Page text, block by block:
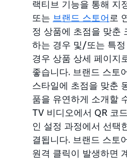
랙티브 기능을 통해 지
또는 브랜드 스토어 로
정 상품에 초점을 맞춘
하는 경우 및/또는 특
경우 상품 상세 페이지
좋습니다. 브랜드 스토
스타일에 초점을 맞춘
품을 유연하게 소개할
TV 비디오에서 QR 코
인 설정 과정에서 선택
결됩니다. 브랜드 스토
원격 클릭이 발생하면